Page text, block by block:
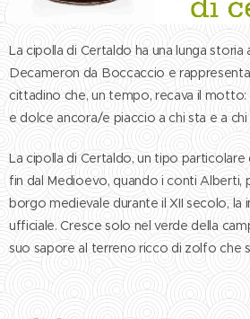
La cipolla di Certaldo ha una lunga storia
Decameron da Boccaccio e
cittadino che, un tempo, recava il
e dolce ancora/e piaccio a chi sta e a chi
La cipolla di Certaldo, un tipo
fin dal Medioevo, quando i conti Alberti,
borgo medievale durante il XII secolo, la
ufficiale. Cresce solo nel verde della
suo sapore al terreno ricco di zolfo che